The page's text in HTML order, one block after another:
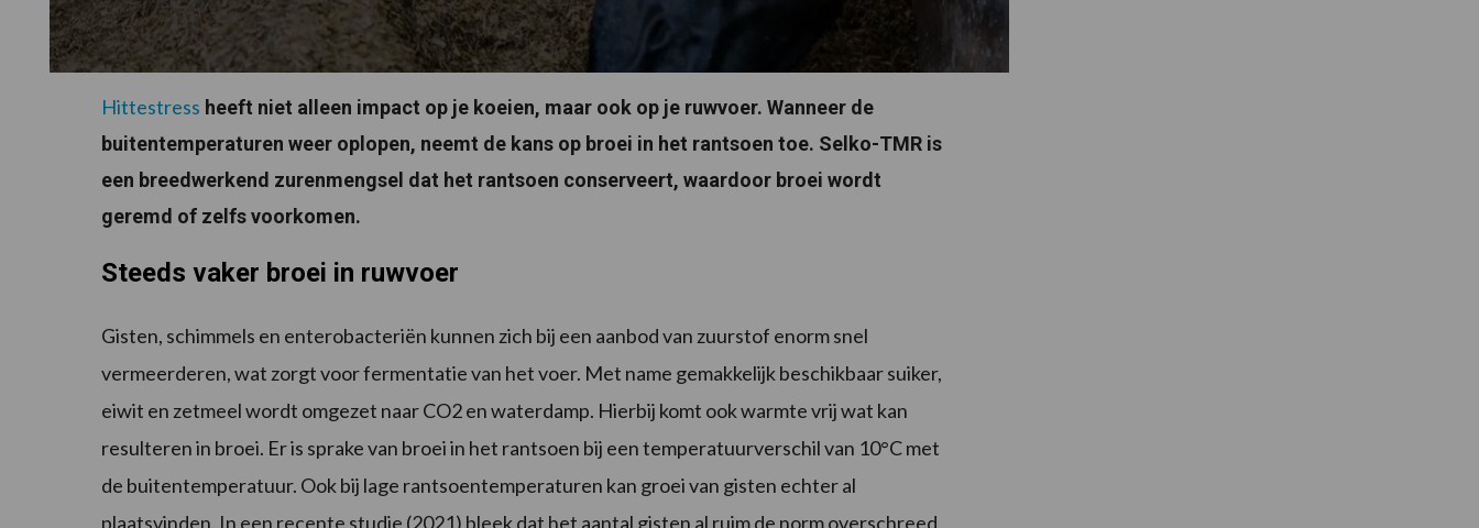
Hittestress heeft niet alleen impact op je koeien, maar ook op je ruwvoer. Wanneer de
buitentemperaturen weer oplopen, neemt de kans op broei in het rantsoen toe. Selko-TMR is
een breedwerkend zurenmengsel dat het rantsoen conserveert, waardoor broei wordt
geremd of zelfs voorkomen.
Steeds vaker broei in ruwvoer
Gisten, schimmels en enterobacteriën kunnen zich bij een aanbod van zuurstof enorm snel
vermeerderen, wat zorgt voor fermentatie van het voer. Met name gemakkelijk beschikbaar suiker,
eiwit en zetmeel wordt omgezet naar CO2 en waterdamp. Hierbij komt ook warmte vrij wat kan
resulteren in broei. Er is sprake van broei in het rantsoen bij een temperatuurverschil van 10°C met
de buitentemperatuur. Ook bij lage rantsoentemperaturen kan groei van gisten echter al
plaatsvinden. In een recente studie (2021) bleek dat het aantal gisten al ruim de norm overschreed